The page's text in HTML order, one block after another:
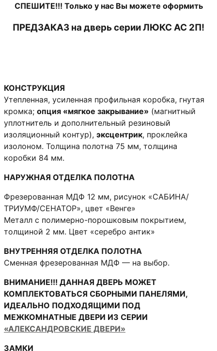
СПЕШИТЕ!!! Только у нас Вы можете оформить
ПРЕДЗАКАЗ на дверь серии ЛЮКС АС 2П!
КОНСТРУКЦИЯ
Утепленная, усиленная профильная коробка, гнутая
кромка; опция «мягкое закрывание» (магнитный
уплотнитель и дополнительный резиновый
изоляционный контур), эксцентрик, проклейка
изолоном. Толщина полотна 75 мм, толщина
коробки 84 мм.
НАРУЖНАЯ ОТДЕЛКА ПОЛОТНА
Фрезерованная МДФ 12 мм, рисунок «САБИНА/
ТРИУМФ/СЕНАТОР», цвет «Венге»
Металл с полимерно-порошковым покрытием,
толщиной 2 мм. Цвет «серебро антик»
ВНУТРЕННЯЯ ОТДЕЛКА ПОЛОТНА
Сменная фрезерованная МДФ — на выбор.
ВНИМАНИЕ!!! ДАННАЯ ДВЕРЬ МОЖЕТ
КОМПЛЕКТОВАТЬСЯ СБОРНЫМИ ПАНЕЛЯМИ,
ИДЕАЛЬНО ПОДХОДЯЩИМИ ПОД
МЕЖКОМНАТНЫЕ ДВЕРИ ИЗ СЕРИИ
«АЛЕКСАНДРОВСКИЕ ДВЕРИ»
ЗАМКИ